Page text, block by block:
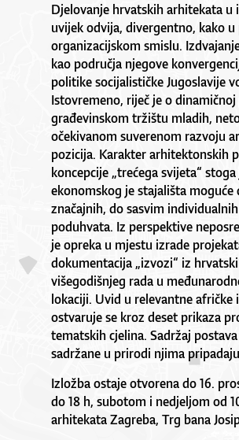
Djelovanje hrvatskih arhitekata u
uvijek odvija, divergentno, kako
organizacijskom smislu.
kao područja njegove
politike socijalističke Jugoslavije
Istovremeno, riječ je o
građevinskom tržištu mladih,
očekivanom suverenom razvoju
pozicija. Karakter arhitektonskih
koncepcije „trećega svijeta“
ekonomskog je stajališta
značajnih, do sasvim
poduhvata. Iz perspektive
je opreka u mjestu izrade
dokumentacija „izvozi“ iz
višegodišnjeg rada u
lokaciji. Uvid u relevantne
ostvaruje se kroz deset prikaza
tematskih cjelina. Sadržaj
sadržane u prirodi njima
Izložba ostaje otvorena do 16.
do 18 h, subotom i nedjeljom od
arhitekata Zagreba, Trg bana